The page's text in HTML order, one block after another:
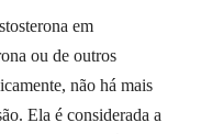
em
ou de outros
não há mais
Ela é considerada a